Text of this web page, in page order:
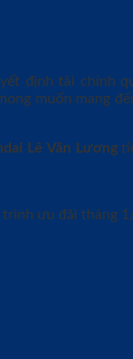
định tài chính
muốn mang
Lê Văn Lương
trình ưu đãi tháng